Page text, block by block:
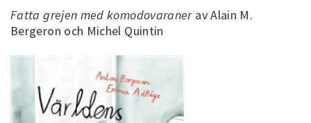
Fatta grejen med komodovaraner av Alain M.
Bergeron och Michel Quintin